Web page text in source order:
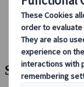
Japanspecialist
Destinations
Toutes les
Shimanami
Shimanami